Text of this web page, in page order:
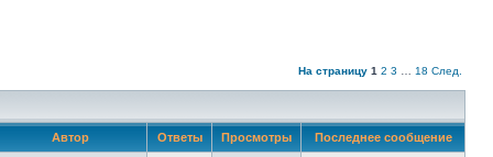
На страницу 1 2 3 18 След.
Автор Ответы Просмотры Последнее сообщение